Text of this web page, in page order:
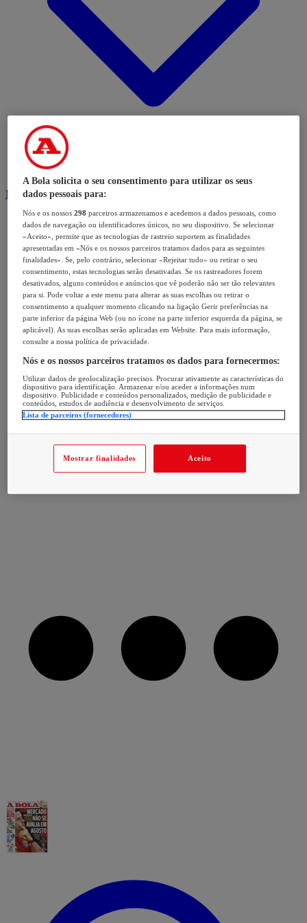
Modalidades
A Bola solicita o seu consentimento para utilizar os seus
dados pessoais para:
Nós e os nossos298 parceiros armazenamos e acedemos a dados pessoais, como
dados de navegação ou identificadores únicos, no seu dispositivo. Se selecionar
«Aceito», permite que as tecnologias de rastreio suportem as finalidades
apresentadas em «Nós e os nossos parceiros tratamos dados para as seguintes
finalidades». Se, pelo contrário, selecionar «Rejeitar tudo» ou retirar o seu
consentimento, estas tecnologias serão desativadas. Se os rastreadores forem
desativados, alguns conteúdos e anúncios que vê poderão não ser tão relevantes
para si. Pode voltar a este menu para alterar as suas escolhas ou retirar o
consentimento a qualquer momento clicando na ligação Gerir preferências na
parte inferior da página Web (ou no ícone na parte inferior esquerda da página, se
aplicável). As suas escolhas serão aplicadas em Website. Para mais informação,
consulte a nossa política de privacidade.
Nós e os nossos parceiros tratamos os dados para fornecermos:
Utilizar dados de geolocalização precisos. Procurar ativamente as características do
dispositivo para identificação. Armazenar e/ou aceder a informações num
dispositivo. Publicidade e conteúdos personalizados, medição de publicidade e
conteúdos, estudos de audiência e desenvolvimento de serviços.
Lista de parceiros (fornecedores)
Mostrar finalidades Aceito